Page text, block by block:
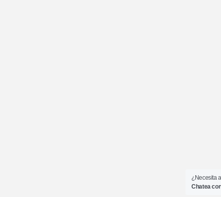
¿Necesita
Chatea